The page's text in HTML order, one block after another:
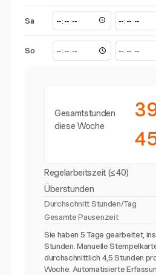
Sa
So
Gesamtstunden
diese Woche
Regelarbeitszeit (≤40)
Überstunden
Durchschnitt Stunden/Tag
Gesamte Pausenzeit
Sie haben 5 Tage gearbeitet,
Stunden. Manuelle
durchschnittlich 4,5 Stunden
Woche. Automatisierte